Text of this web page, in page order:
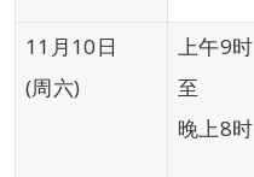
11月10日
(周六)
上午9时
至
晚上8时